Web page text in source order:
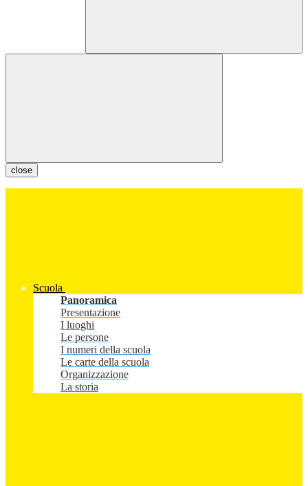
close
Scuola
Panoramica
Presentazione
I luoghi
Le persone
I numeri della scuola
Le carte della scuola
Organizzazione
La storia